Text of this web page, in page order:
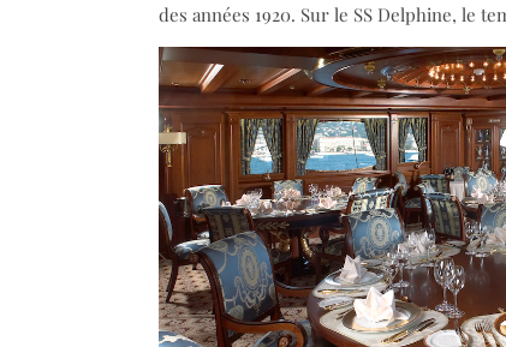
des années 1920. Sur le SS Delphine, le